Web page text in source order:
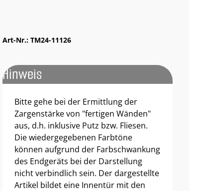
Art-Nr.: TM24-11126
Hinweis
Bitte gehe bei der Ermittlung der
Zargenstärke von "fertigen Wänden"
aus, d.h. inklusive Putz bzw. Fliesen.
Die wiedergegebenen Farbtöne
können aufgrund der Farbschwankung
des Endgeräts bei der Darstellung
nicht verbindlich sein. Der dargestellte
Artikel bildet eine Innentür mit den